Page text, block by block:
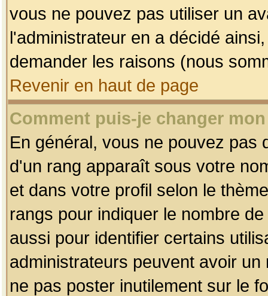
vous ne pouvez pas utiliser un
l'administrateur en a décidé
demander les raisons (nous
Revenir en haut de page
Comment puis-je changer
En général, vous ne pouvez pas
d'un rang apparaît sous votre
et dans votre profil selon le
rangs pour indiquer le nombre
aussi pour identifier certains
administrateurs peuvent avoir
ne pas poster inutilement sur le